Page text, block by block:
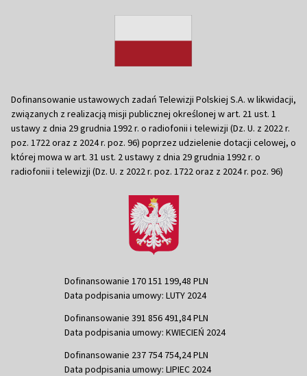
Dofinansowanie ustawowych zadań Telewizji Polskiej S.A. w likwidacji,
związanych z realizacją misji publicznej określonej w art. 21 ust. 1
ustawy z dnia 29 grudnia 1992 r. o radiofonii i telewizji (Dz. U. z 2022 r.
poz. 1722 oraz z 2024 r. poz. 96) poprzez udzielenie dotacji celowej, o
której mowa w art. 31 ust. 2 ustawy z dnia 29 grudnia 1992 r. o
radiofonii i telewizji (Dz. U. z 2022 r. poz. 1722 oraz z 2024 r. poz. 96)
Dofinansowanie 170 151 199,48 PLN
Data podpisania umowy: LUTY 2024
Dofinansowanie 391 856 491,84 PLN
Data podpisania umowy: KWIECIEŃ 2024
Dofinansowanie 237 754 754,24 PLN
Data podpisania umowy: LIPIEC 2024